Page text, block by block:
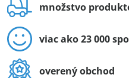
množstvo
viac ako 23 000
overený obchod